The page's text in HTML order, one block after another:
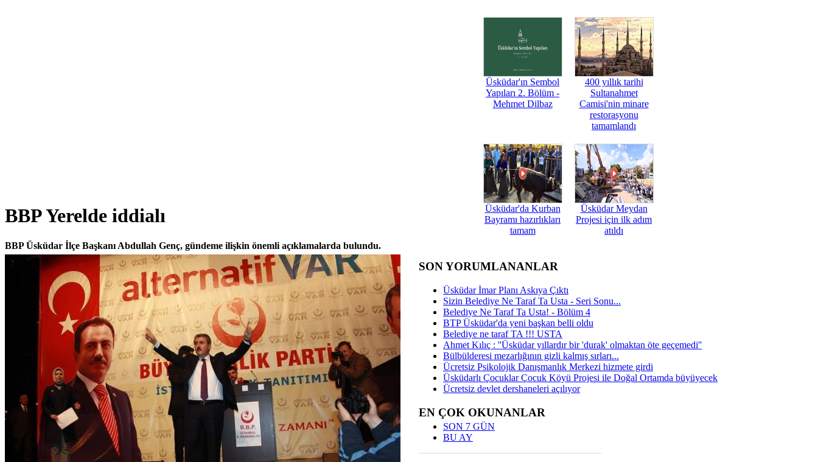
BBP Yerelde iddialı
BBP Üsküdar İlçe Başkanı Abdullah Genç, gündeme ilişkin önemli açıklamalarda bulundu.
Üsküdar'ın Sembol
Yapıları 2. Bölüm -
Mehmet Dilbaz
400 yıllık tarihi
Sultanahmet
Camisi'nin minare
restorasyonu
tamamlandı
Üsküdar'da Kurban
Bayramı hazırlıkları
tamam
Üsküdar Meydan
Projesi için ilk adım
atıldı
SON YORUMLANANLAR
Üsküdar İmar Planı Askıya Çıktı
Sizin Belediye Ne Taraf Ta Usta - Seri Sonu...
Belediye Ne Taraf Ta Usta! - Bölüm 4
BTP Üsküdar'da yeni başkan belli oldu
Belediye ne taraf TA !!! USTA
Ahmet Kılıç : ''Üsküdar yıllardır bir 'durak' olmaktan öte geçemedi''
Bülbülderesi mezarlığının gizli kalmış sırları...
Ücretsiz Psikolojik Danışmanlık Merkezi hizmete girdi
Üsküdarlı Çocuklar Çocuk Köyü Projesi ile Doğal Ortamda büyüyecek
Ücretsiz devlet dershaneleri açılıyor
EN ÇOK OKUNANLAR
SON 7 GÜN
BU AY